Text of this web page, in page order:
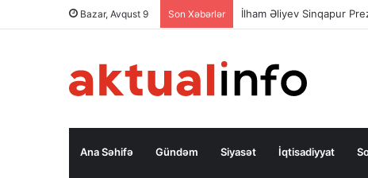
Bazar, Avqust 9 Son Xəbərlər İlham Əliyev Sinqapur
Ana Səhifə Gündəm Siyasət İqtisadiyyat